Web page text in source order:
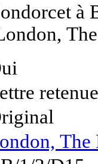
à
retenue
The